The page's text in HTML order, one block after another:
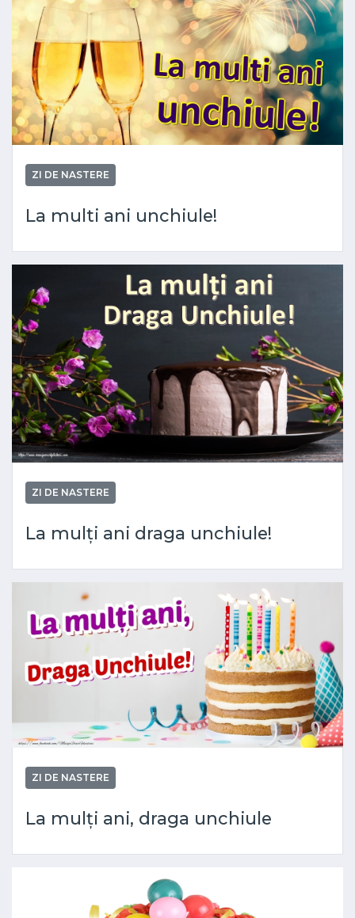
ZI DE NASTERE
La multi ani unchiule!
ZI DE NASTERE
La mulți ani draga unchiule!
ZI DE NASTERE
La mulți ani, draga unchiule